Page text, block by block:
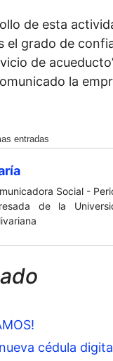
de esta
el grado de
de
la
entradas
Social -
de la
cédula